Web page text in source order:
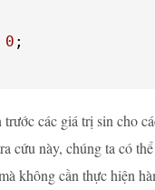
0 ;
các giá trị sin cho
cứu này, chúng ta có
không cần thực hiện